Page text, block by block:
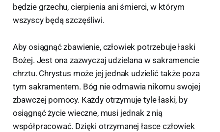
będzie grzechu, cierpienia ani śmierci, w którym
wszyscy będą szczęśliwi.
Aby osiągnąć zbawienie, człowiek potrzebuje łaski
Bożej. Jest ona zazwyczaj udzielana w sakramencie
chrztu. Chrystus może jej jednak udzielić także poza
tym sakramentem. Bóg nie odmawia nikomu swojej
zbawczej pomocy. Każdy otrzymuje tyle łaski, by
osiągnąć życie wieczne, musi jednak z nią
współpracować. Dzięki otrzymanej łasce człowiek